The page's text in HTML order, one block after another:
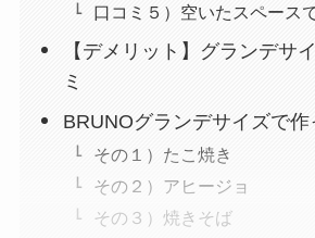
口コミ５）空いたスペース
【デメリット】グランデサ
ミ
BRUNOグランデサイズで作
その１）たこ焼き
その２）アヒージョ
その３）焼きそば